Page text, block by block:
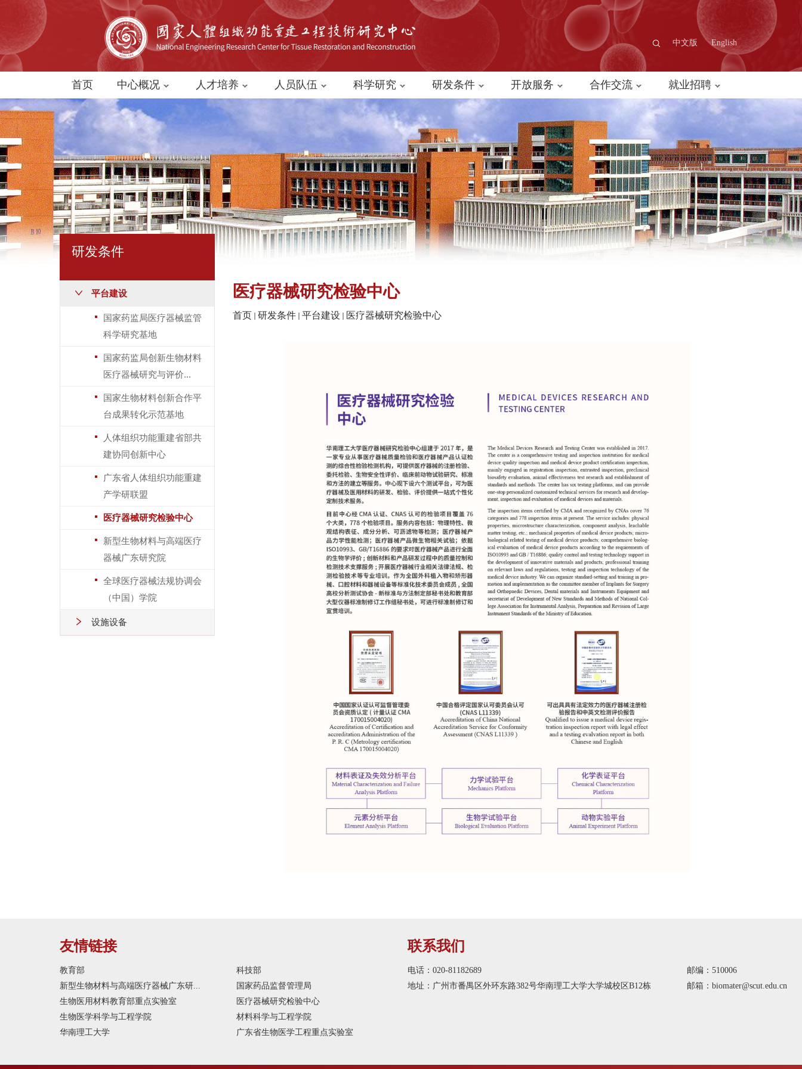
中文版 English
首页 中心概况 人才培养 人员队伍 科学研究 研发条件 开放服务 合作交流 就业招聘
研发条件
平台建设
国家药监局医疗器械监管
科学研究基地
国家药监局创新生物材料
医疗器械研究与评价...
国家生物材料创新合作平
台成果转化示范基地
人体组织功能重建省部共
建协同创新中心
广东省人体组织功能重建
产学研联盟
医疗器械研究检验中心
新型生物材料与高端医疗
器械广东研究院
全球医疗器械法规协调会
（中国）学院
设施设备
医疗器械研究检验中心
首页 研发条件 平台建设 医疗器械研究检验中心
友情链接
教育部
科技部
新型生物材料与高端医疗器械广东研...
国家药品监督管理局
生物医用材料教育部重点实验室
医疗器械研究检验中心
生物医学科学与工程学院
材料科学与工程学院
华南理工大学
广东省生物医学工程重点实验室
联系我们
电话：020-81182689
邮编：510006
地址：广州市番禺区外环东路382号华南理工大学大学城校区B12栋
邮箱：biomater@scut.edu.cn